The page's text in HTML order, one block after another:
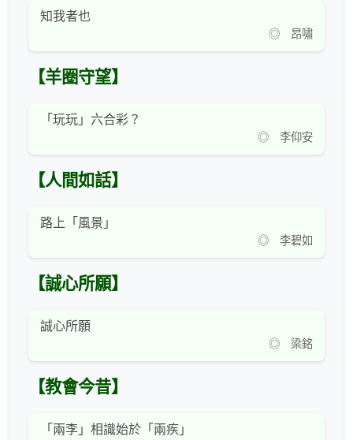
知我者也
◎ 昂嘯
【羊圈守望】
「玩玩」六合彩？
◎ 李仰安
【人間如話】
路上「風景」
◎ 李碧如
【誠心所願】
誠心所願
◎ 梁銘
【教會今昔】
「兩李」相識始於「兩疾」